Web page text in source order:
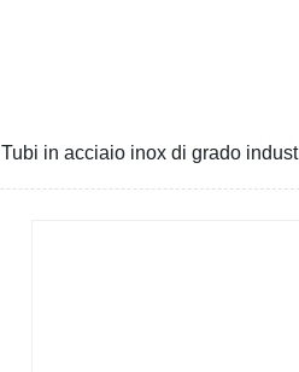
Tubi in acciaio inox di grado